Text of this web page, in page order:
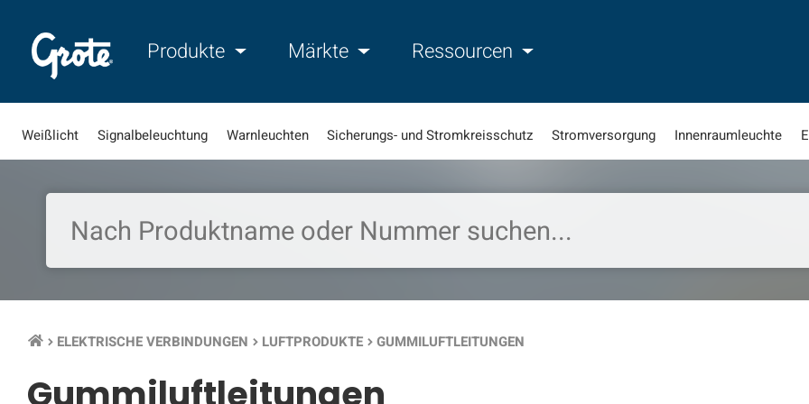
Produkte Märkte Ressourcen
Weißlicht Signalbeleuchtung Warnleuchten Sicherungs- und Stromkreisschutz Stromversorgung Innenraumleuchte
keyboard_arrow_right ELEKTRISCHE VERBINDUNGEN keyboard_arrow_right LUFTPRODUKTE keyboard_arrow_right GUMMILUFTLEITUNGEN